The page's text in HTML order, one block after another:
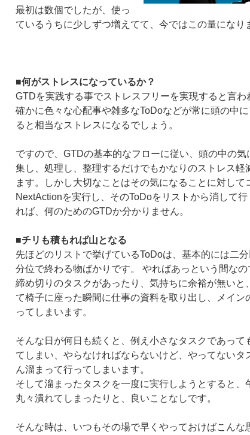
最初は数個でしたが、使っ
ているうちに少しずつ増えてて、今ではこの量になり
■何がストレスになっているか？
GTDを実践する事でストレスフリーを実現すると言わ
確かに色々な心配事や雑多なToDoなどが常に頭の中
ると相当なストレスになるでしょう。
ですので、GTDの基本的なフローに従い、頭の中の気
集し、処理し、整理するだけでもかなりのストレス軽
ます。しかし大切なことはその気になることに対して
NextActionを実行し、そのToDoをリストから消して
れば、何のためのGTDか分かりません。
■チリも積もれば山となる
先ほどのリストで挙げているToDoは、基本的には二
分位で終わる物ばかりです。 やればあっという間な
締め切りのタスクがあったり、気持ちに余裕が無いと
て椅子に座った瞬間に仕事の資料を取り出し、メイン
ってしまいます。
そんな日が何日も続くと、例え小さなタスクであって
てしまい、やらなければならないけど、やってないタ
ん溜まって行ってしまいます。
そして溜まったタスクを一度に実行しようとすると、
丸々潰れてしまったりと、良いことなしです。
そんな時は、いつもその場で早くやっておけばこんな